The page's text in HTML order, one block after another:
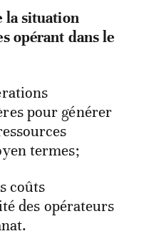
la situation
opérant dans le
pour générer
termes;
coûts
des opérateurs